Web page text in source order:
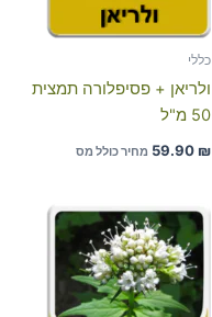
כללי
ולריאן + פסיפלורה תמצית
50 מ"ל
59.90 ₪ מחיר כולל מס
טווח
מחירים:
עד
⁦66.90 ₪⁩